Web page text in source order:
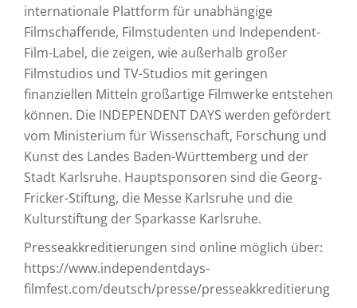
internationale Plattform für unabhängige
Filmschaffende, Filmstudenten und Independent-
Film-Label, die zeigen, wie außerhalb großer
Filmstudios und TV-Studios mit geringen
finanziellen Mitteln großartige Filmwerke entstehen
können. Die INDEPENDENT DAYS werden gefördert
vom Ministerium für Wissenschaft, Forschung und
Kunst des Landes Baden-Württemberg und der
Stadt Karlsruhe. Hauptsponsoren sind die Georg-
Fricker-Stiftung, die Messe Karlsruhe und die
Kulturstiftung der Sparkasse Karlsruhe.
Presseakkreditierungen sind online möglich über:
https://www.independentdays-
filmfest.com/deutsch/presse/presseakkreditierung